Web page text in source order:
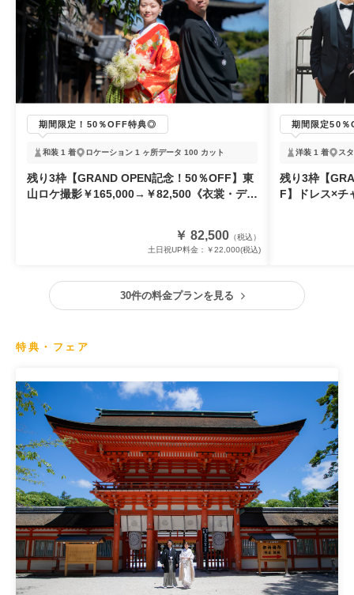
期間限定！50％OFF特典◎
和装 1 着 ロケーション 1 ヶ所データ 100 カット
残り3枠【GRAND OPEN記念！50％OFF】東
山ロケ撮影￥165,000→￥82,500《衣裳・デー
￥ 82,500 （税込）
土日祝UP料金： ￥22,000(税込)
期間限定50
洋装 1 着 ス
残り3枠【
F】ドレス×
30件の料金プランを見る
特典・フェア